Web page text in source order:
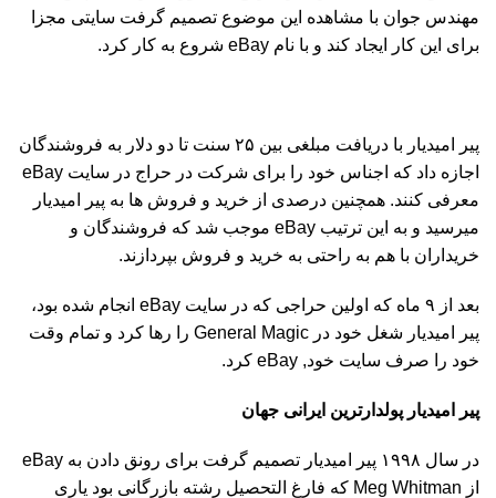
مهندس جوان با مشاهده این موضوع تصمیم گرفت سایتى مجزا
براى این کار ایجاد کند و با نام eBay شروع به کار کرد.
پير اميديار با دریافت مبلغى بین ۲۵ سنت تا دو دلار به فروشندگان
اجازه داد که اجناس خود را براى شرکت در حراج در سایت eBay
معرفى کنند. همچنین درصدى از خرید و فروش ها به پير اميديار
میرسید و به این ترتیب eBay موجب شد که فروشندگان و
خریداران با هم به راحتى به خرید و فروش بپردازند.
بعد از ۹ ماه که اولین حراجى که در سایت eBay انجام شده بود،
پير اميديار شغل خود در General Magic را رها کرد و تمام وقت
خود را صرف سایت خود, eBay کرد.
پیر امیدیار پولدارترین ایرانی جهان
در سال ۱۹۹۸ پير اميديار تصمیم گرفت براى رونق دادن به eBay
از Meg Whitman که فارغ التحصیل رشته بازرگانى بود یارى